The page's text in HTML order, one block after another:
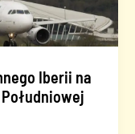
Iberii na